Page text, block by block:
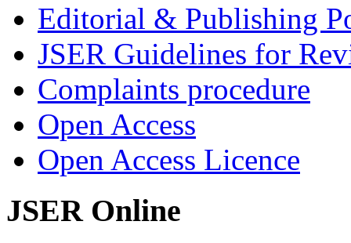
Editorial & Publishing
JSER Guidelines for
Complaints procedure
Open Access
Open Access Licence
JSER Online